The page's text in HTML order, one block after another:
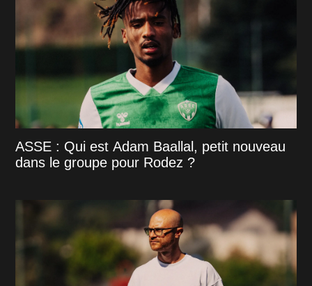
ASSE : Qui est Adam Baallal, petit nouveau
dans le groupe pour Rodez ?